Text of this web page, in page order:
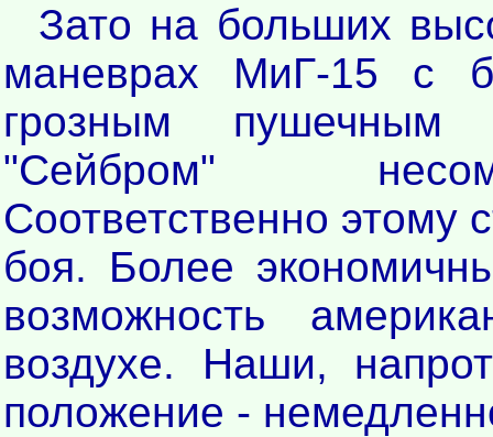
Зато на больших
маневрах МиГ-15 с
грозным
"Сейбром"
Соответственно этому
боя. Более
возможность
воздухе. Наши,
положение -